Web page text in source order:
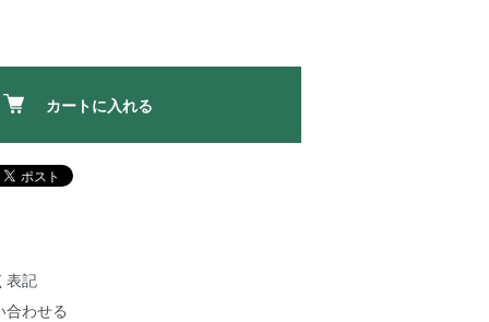
カートに入れる
表記
合わせる